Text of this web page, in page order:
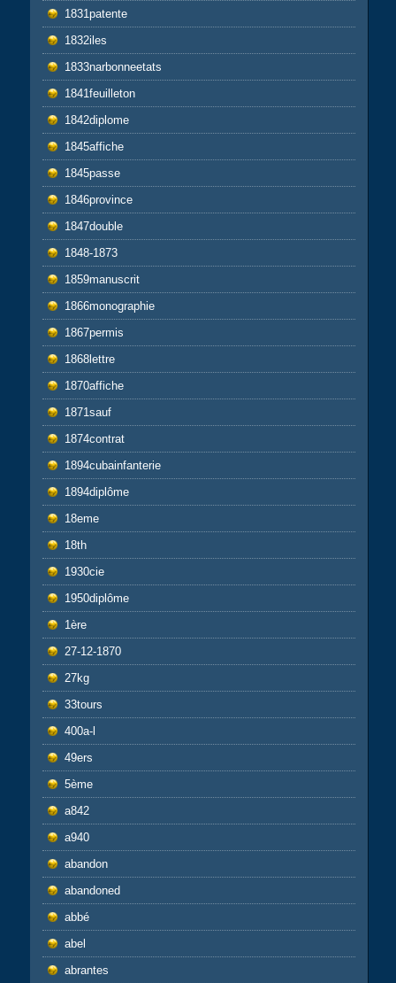
1831patente
1832iles
1833narbonneetats
1841feuilleton
1842diplome
1845affiche
1845passe
1846province
1847double
1848-1873
1859manuscrit
1866monographie
1867permis
1868lettre
1870affiche
1871sauf
1874contrat
1894cubainfanterie
1894diplôme
18eme
18th
1930cie
1950diplôme
1ère
27-12-1870
27kg
33tours
400a-l
49ers
5ème
a842
a940
abandon
abandoned
abbé
abel
abrantes